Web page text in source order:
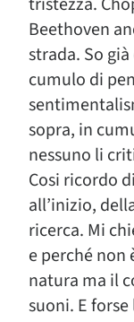
Beethoven
strada. So
cumulo di
sopra, in
nessuno li
Cosi ricordo
all’inizio,
ricerca. Mi
e perché non
natura ma il
suoni. E